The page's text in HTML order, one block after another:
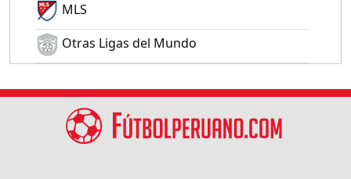
MLS
Otras Ligas del Mundo